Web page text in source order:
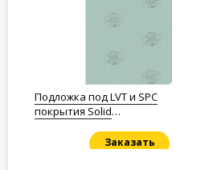
Подложка под LVT и SPC
покрытия Solid
Заказать